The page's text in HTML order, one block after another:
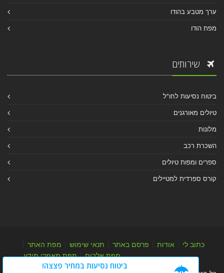
ערך מטבע בהודו
מפת הודו
שירותים
ביטוח נסיעות לחו"ל
טיולים מאורגנים
מלונות
השכרת רכב
ספרים ומפות טיולים
קורס ספרדית למטיילים
כתוב לי אודות פרסם באתר תנאי שימוש מפת האתר
מפת אלבום|מפת מאמרי מידע
ביטוח נסיעות במחיר פצצה!